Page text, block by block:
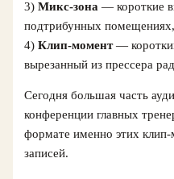
3)Микс-зона — короткие
подтрибунных
4)Клип‑момент—
вырезанный из прессера
Сегодня большая часть
конференции главных
формате именно этих
записей.